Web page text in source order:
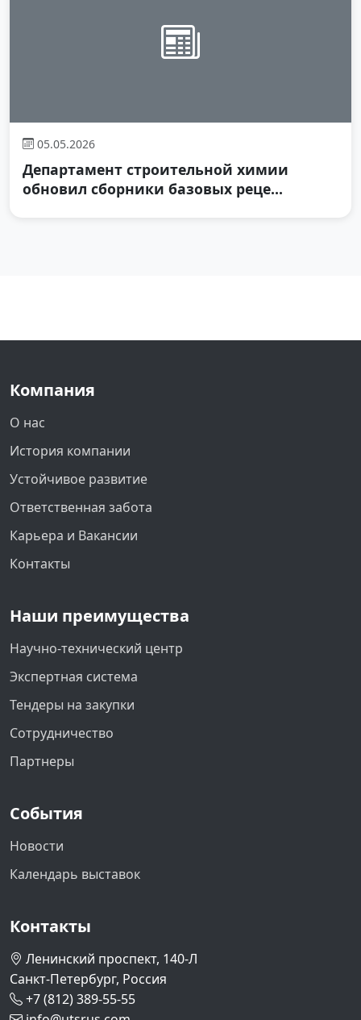
05.05.2026
Департамент строительной химии
обновил сборники базовых реце...
Компания
О нас
История компании
Устойчивое развитие
Ответственная забота
Карьера и Вакансии
Контакты
Наши преимущества
Научно-технический центр
Экспертная система
Тендеры на закупки
Сотрудничество
Партнеры
События
Новости
Календарь выставок
Контакты
Ленинский проспект, 140-Л
Санкт-Петербург, Россия
+7 (812) 389-55-55